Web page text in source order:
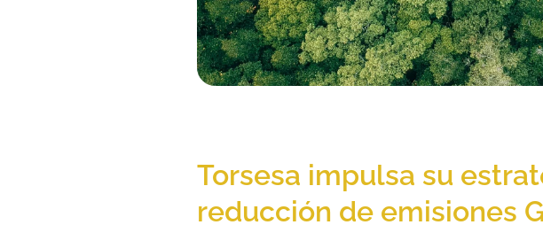
Torsesa impulsa su
reducción de emisiones